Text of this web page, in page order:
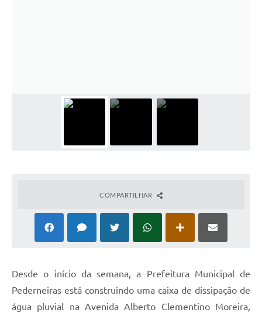
COMPARTILHAR
Desde o início da semana, a Prefeitura Municipal de
Pederneiras está construindo uma caixa de dissipação de
água pluvial na Avenida Alberto Clementino Moreira,